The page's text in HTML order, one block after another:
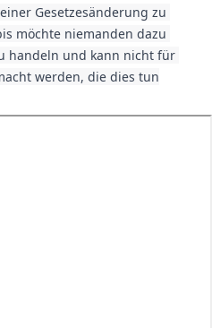
Gesetzesänderung zu
möchte niemanden dazu
handeln und kann nicht für
werden, die dies tun